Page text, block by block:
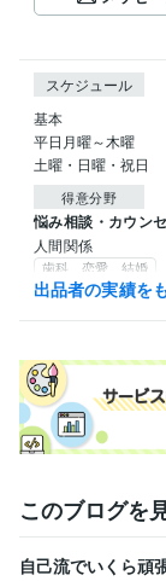
スケジュール
基本
平日月曜～木曜　
土曜・日曜・祝日
得意分野
悩み相談・カウン
人間関係
歯科 恋愛 結婚
ライティング・翻
出品者の実績を
このブログを
自己流でいくら頑